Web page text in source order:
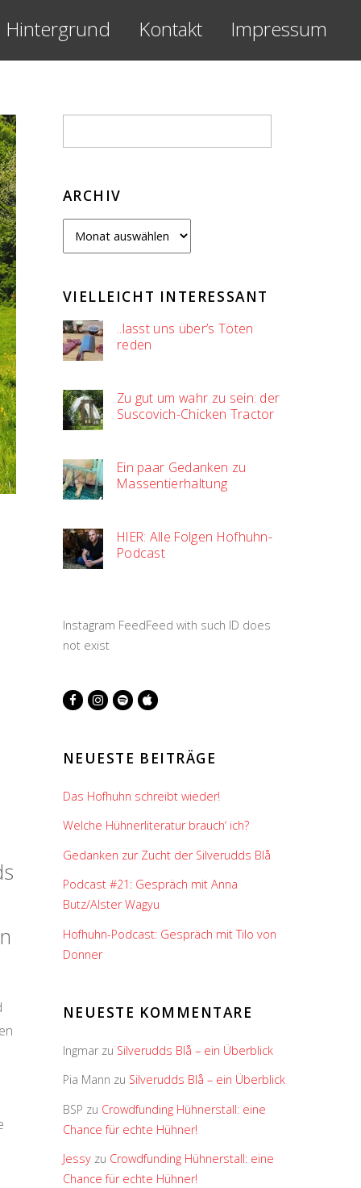
Hintergrund Kontakt Impressum
ARCHIV
VIELLEICHT INTERESSANT
..lasst uns über’s Töten
reden
Zu gut um wahr zu sein: der
Suscovich-Chicken Tractor
Ein paar Gedanken zu
Massentierhaltung
HIER: Alle Folgen Hofhuhn-
Podcast
Instagram FeedFeed with such ID does
not exist
NEUESTE BEITRÄGE
Das Hofhuhn schreibt wieder!
Welche Hühnerliteratur brauch‘ ich?
Gedanken zur Zucht der Silverudds Blå
Podcast #21: Gespräch mit Anna
Butz/Alster Wagyu
Hofhuhn-Podcast: Gespräch mit Tilo von
Donner
NEUESTE KOMMENTARE
Ingmarzu Silverudds Blå – ein Überblick
Pia Mann zu Silverudds Blå – ein Überblick
BSP zu Crowdfunding Hühnerstall: eine
Chance für echte Hühner!
Jessyzu Crowdfunding Hühnerstall: eine
Chance für echte Hühner!